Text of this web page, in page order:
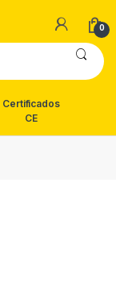
0
Certificados
CE